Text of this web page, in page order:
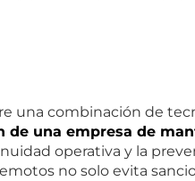
una combinación de
de una empresa de
operativa y la
no solo evita